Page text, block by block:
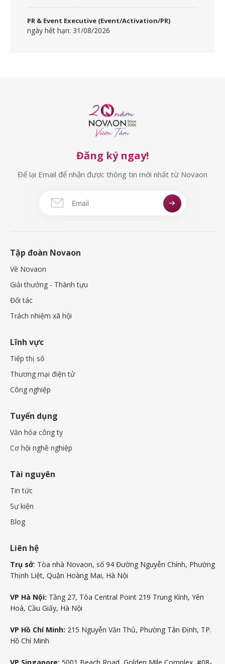
PR & Event Executive (Event/Activation/PR)
ngày hết hạn: 31/08/2026
Đăng ký ngay!
Để lại Email để nhận được thông tin mới nhất từ Novaon
Tập đoàn Novaon
Về Novaon
Giải thưởng - Thành tựu
Đối tác
Trách nhiệm xã hội
Lĩnh vực
Tiếp thị số
Thương mại điện tử
Công nghiệp
Tuyển dụng
Văn hóa công ty
Cơ hội nghề nghiệp
Tài nguyên
Tin tức
Sự kiện
Blog
Liên hệ
Trụ sở: Tòa nhà Novaon, số 94 Đường Nguyễn Chính, Phường
Thịnh Liệt, Quận Hoàng Mai, Hà Nội
VP Hà Nội: Tầng 27, Tòa Central Point 219 Trung Kính, Yên
Hoà, Cầu Giấy, Hà Nội
VP Hồ Chí Minh: 215 Nguyễn Văn Thủ, Phường Tân Định, TP.
Hồ Chí Minh